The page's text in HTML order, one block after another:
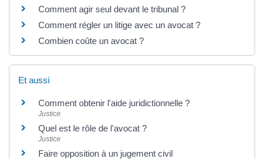
Comment agir seul devant le tribunal ?
Comment régler un litige avec un avocat ?
Combien coûte un avocat ?
Et aussi
Comment obtenir l'aide juridictionnelle ?
Justice
Quel est le rôle de l'avocat ?
Justice
Faire opposition à un jugement civil